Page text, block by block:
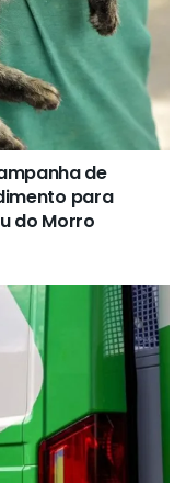
de
para
do Morro